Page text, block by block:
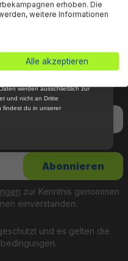
Mit der Anmeldung
Ware für Deinen
und es gelten die
.
zur Kenntnis genommen
einverstanden.
Abonnieren
erhoben. Die
weitere Informationen
Alle akzeptieren
du zu, regelmäßig per E-
und Produktneuheiten
werden ausschließlich zur
und nicht an Dritte
findest du in unserer